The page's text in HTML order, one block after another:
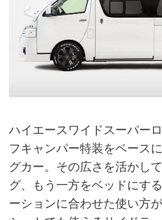
ハイエースワイドスーパー
フキャンパー特装をベース
グカー。その広さを活かし
グ、もう一方をベッドにす
ーションに合わせた使い方